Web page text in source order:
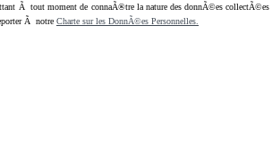
Ã tout moment de connaÃ®tre la nature des donnÃ©es collectÃ©es
Ã notre Charte sur les DonnÃ©es Personnelles.